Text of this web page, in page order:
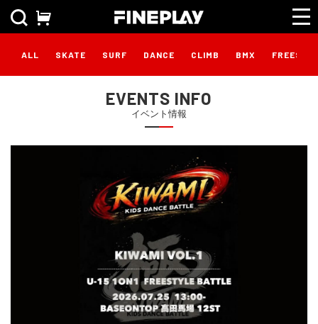
ALL SKATE SURF DANCE CLIMB BMX
EVENTS INFO
イベント情報